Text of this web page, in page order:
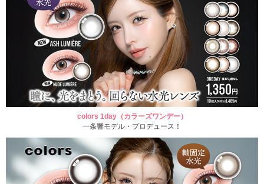
colors 1day（カラーズワンデー）
一条響モデル・プロデュース！